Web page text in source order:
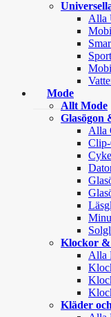
Alla
Mode
Allt Mode
Glasögon
Alla
Clip-
Klockor
Alla
Kläder